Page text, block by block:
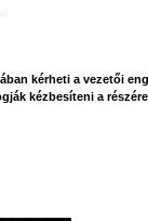
kérheti a vezetői
kézbesíteni a